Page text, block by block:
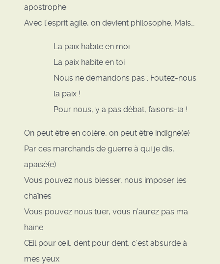
apostrophe
Avec l’esprit agile, on devient philosophe. Mais…
La paix habite en moi
La paix habite en toi
Nous ne demandons pas : Foutez-nous
la paix !
Pour nous, y a pas débat, faisons-la !
On peut être en colère, on peut être indigné(e)
Par ces marchands de guerre à qui je dis,
apaisé(e)
Vous pouvez nous blesser, nous imposer les
chaînes
Vous pouvez nous tuer, vous n’aurez pas ma
haine
Œil pour œil, dent pour dent, c’est absurde à
mes yeux